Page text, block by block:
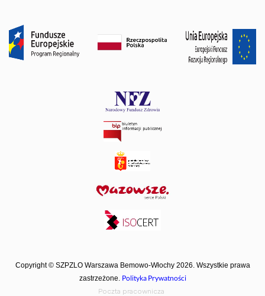
Copyright © SZPZLO Warszawa Bemowo-Włochy 2026. Wszystkie prawa
zastrzeżone. Polityka Prywatności
Poczta pracownicza